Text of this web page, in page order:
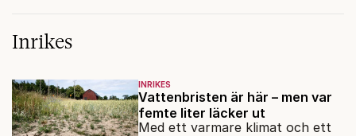
Inrikes
INRIKES
Vattenbristen är här – men var
femte liter läcker ut
Med ett varmare klimat och ett